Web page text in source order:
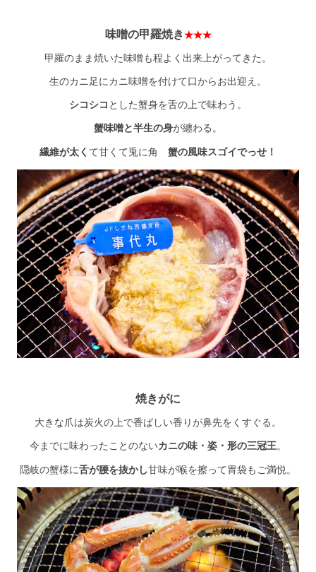
味噌の甲羅焼き★★★
甲羅のまま焼いた味噌も程よく出来上がってきた。
生のカニ足にカニ味噌を付けて口からお出迎え。
シコシコ とした蟹身を舌の上で味わう。
蟹味噌と半生の身が纏わる。
繊維が太く て甘くて兎に角 蟹の風味スゴイでっせ！
焼きがに
大きな爪は炭火の上で香ばしい香りが鼻先をくすぐる。
今までに味わったことのないカニの味・姿・形の三冠王。
隠岐の蟹様に舌が腰を抜かし甘味が喉を擦って胃袋もご満悦。